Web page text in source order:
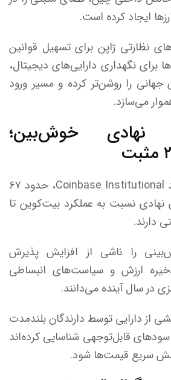
ایجاد کرده است.
نظارتی ژاپن برای تسهیل قوانین
برای نگهداری دارایی‌های دیجیتال،
جهانی را روشن‌تر کرده و مسیر ورود
می‌سازد.
نهادی خوش‌بین؛
بر اساس گزارش جدید Coinbase Institutional، حدود ۶۷
نهادی نسبت به عملکرد بیت‌کوین تا
را ناشی از افزایش پذیرش
ارزش و سیاست‌های انبساطی
در سال آینده می‌دانند.
از دارایی توسط دارندگان بلندمدت
قابل‌توجهی شناسایی کرده‌اند
سریع قیمت‌ها شود.